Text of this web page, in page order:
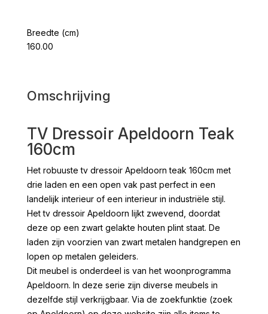
Breedte (cm)
160.00
Omschrijving
TV Dressoir Apeldoorn Teak
160cm
Het robuuste tv dressoir Apeldoorn teak 160cm met
drie laden en een open vak past perfect in een
landelijk interieur of een interieur in industriële stijl.
Het tv dressoir Apeldoorn lijkt zwevend, doordat
deze op een zwart gelakte houten plint staat. De
laden zijn voorzien van zwart metalen handgrepen en
lopen op metalen geleiders.
Dit meubel is onderdeel is van het woonprogramma
Apeldoorn. In deze serie zijn diverse meubels in
dezelfde stijl verkrijgbaar. Via de zoekfunktie (zoek